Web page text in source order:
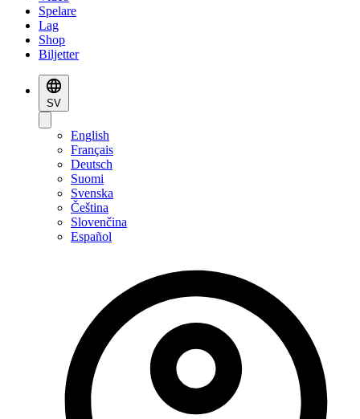
Spelare
Lag
Shop
Biljetter
SV
English
Français
Deutsch
Suomi
Svenska
Čeština
Slovenčina
Español